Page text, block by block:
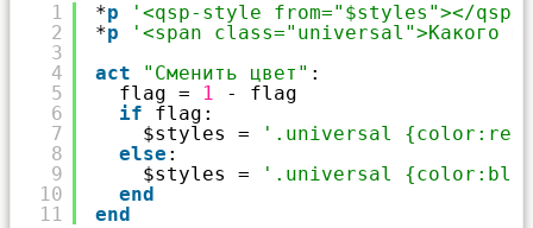
1
2
3
4
5
6
7
8
9
10
11
*p
'<qsp-style from="$styles"></
*p
'<span class="universal">Какого
act
"Сменить цвет" :
flag =
1
- flag
if
flag:
$styles =
'.universal
else :
$styles =
'.universal
end
end